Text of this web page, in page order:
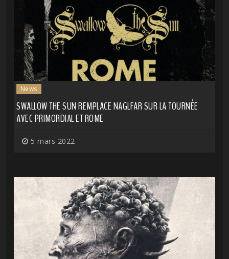
News
SWALLOW THE SUN REMPLACE NAGLFAR SUR LA TOURNÉE
AVEC PRIMORDIAL ET ROME
5 mars 2022